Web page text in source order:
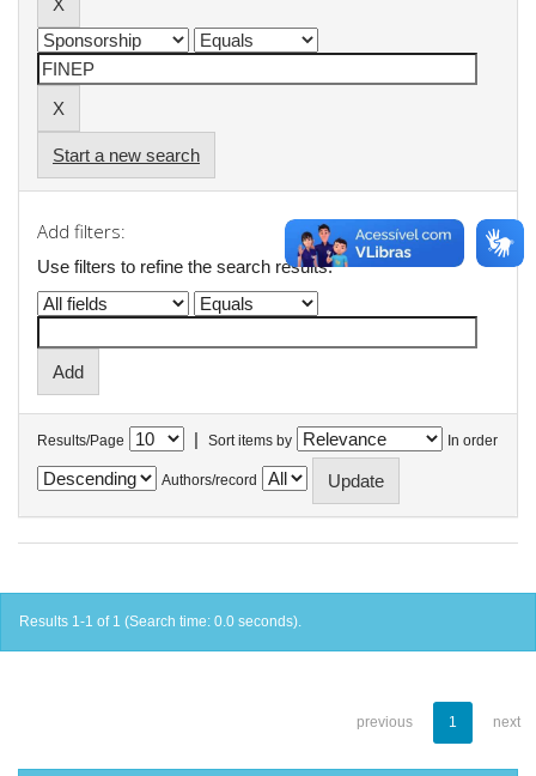
Start a new search
Add filters:
Use filters to refine the search results.
Results/Page | Sort items by In order
Authors/record
Results 1-1 of 1 (Search time: 0.0 seconds).
previous 1 next